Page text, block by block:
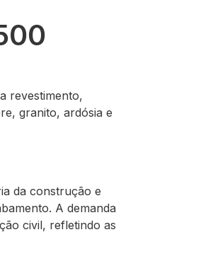
revestimento,
granito, ardósia e
da construção e
A demanda
civil, refletindo as